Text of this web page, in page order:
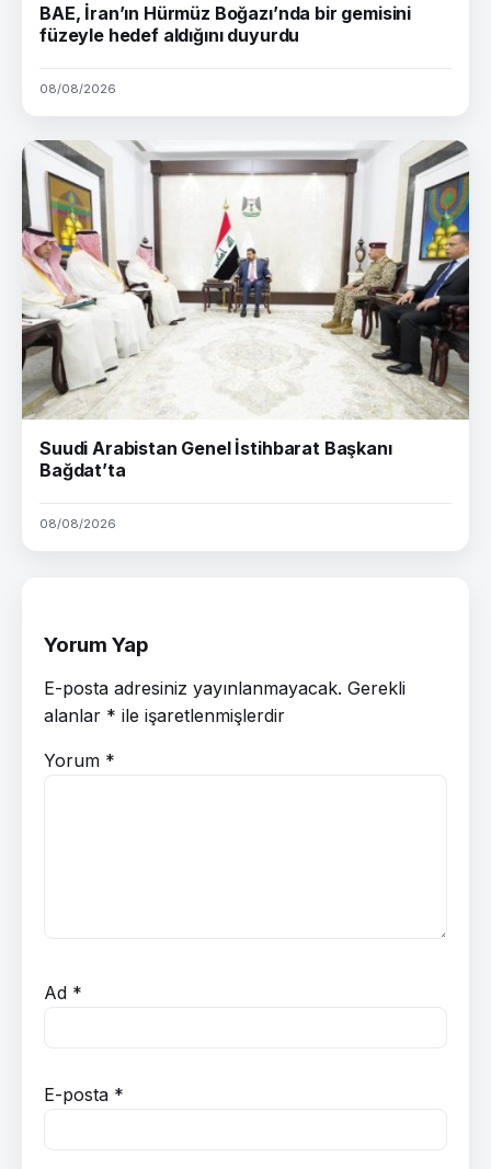
BAE, İran’ın Hürmüz Boğazı’nda bir gemisini
füzeyle hedef aldığını duyurdu
08/08/2026
Suudi Arabistan Genel İstihbarat Başkanı
Bağdat’ta
08/08/2026
Yorum Yap
E-posta adresiniz yayınlanmayacak. Gerekli
alanlar * ile işaretlenmişlerdir
Yorum *
Ad *
E-posta *